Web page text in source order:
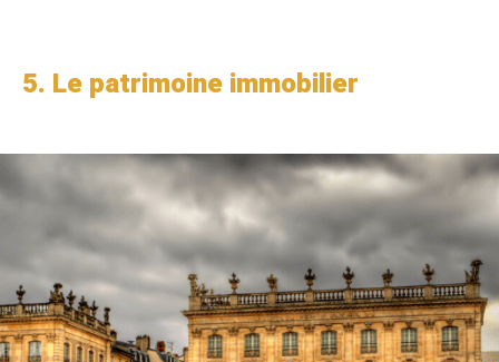
5. Le patrimoine immobilier